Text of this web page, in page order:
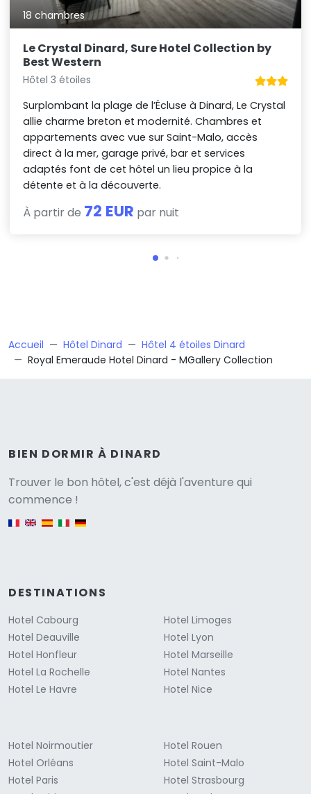
18 chambres
Le Crystal Dinard, Sure Hotel Collection by
Best Western
Hôtel 3 étoiles
Surplombant la plage de l’Écluse à Dinard, Le Crystal
allie charme breton et modernité. Chambres et
appartements avec vue sur Saint-Malo, accès
direct à la mer, garage privé, bar et services
adaptés font de cet hôtel un lieu propice à la
détente et à la découverte.
À partir de 72 EUR par nuit
Accueil Hôtel Dinard
Hôtel 4 étoiles Dinard
Royal Emeraude Hotel Dinard - MGallery Collection
BIEN DORMIR À DINARD
Trouver le bon hôtel, c'est déjà l'aventure qui
commence !
English version
DESTINATIONS
Hotel Cabourg
Hotel Deauville
Hotel Honfleur
Hotel La Rochelle
Hotel Le Havre
Hotel Limoges
Hotel Lyon
Hotel Marseille
Hotel Nantes
Hotel Nice
Hotel Noirmoutier
Hotel Orléans
Hotel Paris
Hotel Rouen
Hotel Saint-Malo
Hotel Strasbourg